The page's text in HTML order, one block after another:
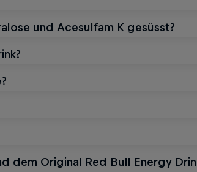
und Acesulfam K gesüsst?
dem Original Red Bull Energy